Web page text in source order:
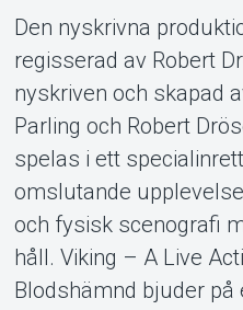
Den nyskrivna
regisserad av Robert
nyskriven och skapad
Parling och Robert
spelas i ett
omslutande
och fysisk scenografi
håll. Viking – A Live
Blodshämnd bjuder på